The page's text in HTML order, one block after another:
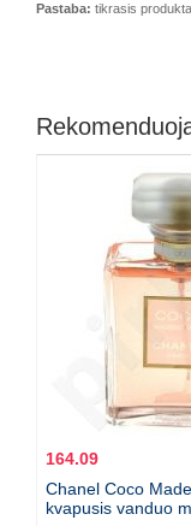
Pastaba: tikrasis
164.09
Chanel Coco
kvapusis vanduo